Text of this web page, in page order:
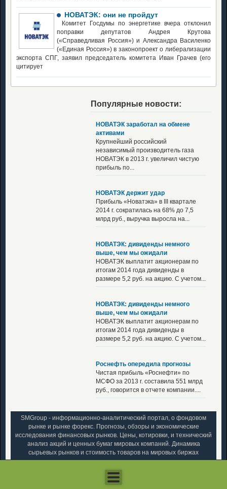
НОВАТЭК: они не пройдут
Комитет Госдумы по энергетике вчера отклонил
поправки депутатов Андрея Крутова
(«Справедливая Россия») и Александра Василенко
(«Единая Россия») в законопроект о либерализации
экспорта СПГ, заявил председатель комитета Иван Грачев (его
цитирует
Популярные новости:
НОВАТЭК заработал на обмене
активами
Крупнейший российский
независимый производитель газа
НОВАТЭК в 2013 г. увеличил чистую
прибыль по...
НОВАТЭК держит удар
Прибыль «Новатэка» в III квартале
2014 г. сократилась на 68% до 7,5
млрд руб., выручка выросла на...
НОВАТЭК: дивиденды немного
выше, чем мы ожидали
НОВАТЭК выплатит акционерам по
итогам 2014 года дивиденды в
размере 5,2 руб. на акцию. С учетом...
НОВАТЭК: дивиденды немного
выше, чем мы ожидали
НОВАТЭК выплатит акционерам по
итогам 2014 года дивиденды в
размере 5,2 руб. на акцию. С учетом...
Роснефть опередила прогнозы
Чистая прибыль «Роснефти» по
МСФО за 2013 г. составила 551 млрд
руб., говорится в отчете компании....
SMGroup - информационно-аналитический портал, о фондовом
рынке и рынке форекс. Прогнозы, обзоры и экономические
исследования финансовых рынков. Цены, котировки, и технический
анализ акций и ценных бумаг мировых компаний. Динамика
сырьевых рынков и стоимость товаров на мировых биржах